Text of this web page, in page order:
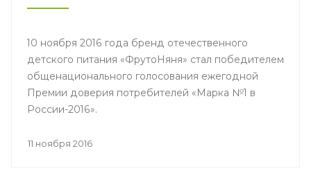
10 ноября 2016 года бренд отечественного
детского питания «ФрутоНяня» стал победителем
общенационального голосования ежегодной
Премии доверия потребителей «Марка №1 в
России-2016».
11 ноября 2016